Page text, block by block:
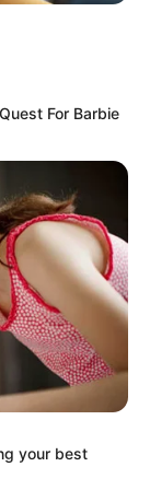
For Barbie
your best